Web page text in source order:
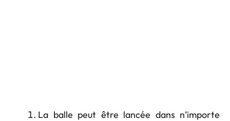
La balle peut être lancée dans n’importe